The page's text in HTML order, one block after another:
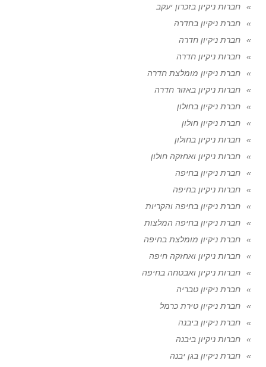
חברות ניקיון בזכרון יעקב
חברת ניקיון בחדרה
חברת ניקיון חדרה
חברות ניקיון חדרה
חברת ניקיון מומלצת חדרה
חברות ניקיון באזור חדרה
חברת ניקיון בחולון
חברת ניקיון חולון
חברות ניקיון בחולון
חברות ניקיון ואחזקה חולון
חברת ניקיון בחיפה
חברות ניקיון בחיפה
חברת ניקיון בחיפה והקריות
חברת ניקיון בחיפה המלצות
חברת ניקיון מומלצת בחיפה
חברות ניקיון ואחזקה חיפה
חברות ניקיון ואבטחה בחיפה
חברת ניקיון טבריה
חברת ניקיון טירת כרמל
חברת ניקיון ביבנה
חברות ניקיון ביבנה
חברת ניקיון בגן יבנה